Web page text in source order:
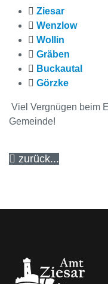
Ziesar
Wenzlow
Wollin
Gräben
Buckautal
Görzke
Viel Vergnügen beim
Gemeinde!
zurück...